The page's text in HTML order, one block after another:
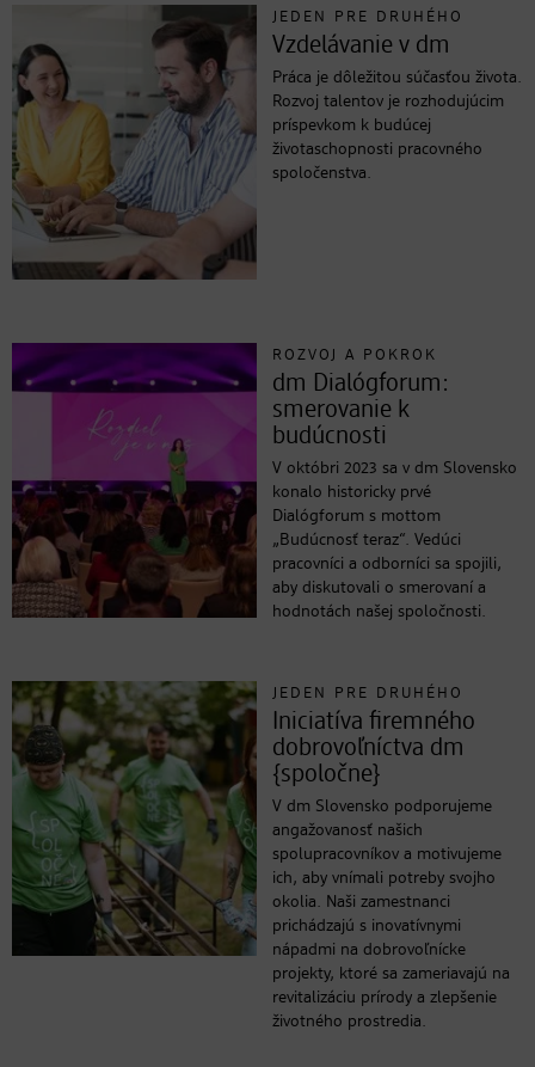
JEDEN PRE DRUHÉHO
Vzdelávanie v dm
Práca je dôležitou súčasťou života.
Rozvoj talentov je rozhodujúcim
príspevkom k budúcej
životaschopnosti pracovného
spoločenstva.
ROZVOJ A POKROK
dm Dialógforum:
smerovanie k
budúcnosti
V októbri 2023 sa v dm Slovensko
konalo historicky prvé
Dialógforum s mottom
„Budúcnosť teraz“. Vedúci
pracovníci a odborníci sa spojili,
aby diskutovali o smerovaní a
hodnotách našej spoločnosti.
JEDEN PRE DRUHÉHO
Iniciatíva firemného
dobrovoľníctva dm
{spoločne}
V dm Slovensko podporujeme
angažovanosť našich
spolupracovníkov a motivujeme
ich, aby vnímali potreby svojho
okolia. Naši zamestnanci
prichádzajú s inovatívnymi
nápadmi na dobrovoľnícke
projekty, ktoré sa zameriavajú na
revitalizáciu prírody a zlepšenie
životného prostredia.